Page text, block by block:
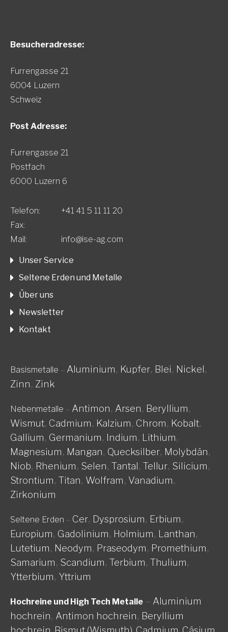
Besucheradresse:
Furrengasse 21
6004 Luzern
Schweiz
Post Adresse:
Furrengasse 21
Postfach
6000 Luzern 6
Telefon:
+41 41 5 11 11 20
Fax:
Mail:
info@ise-ag.com
Unser Service
Seltene Erden und Metalle
Über uns
Newsletter
Kontakt
Basismetalle – Aluminium, Kupfer, Blei, Nickel,
Zinn, Zink
Nebenmetalle – Antimon, Arsen, Beryllium,
Wismut, Cadmium, Kalzium, Chrom, Kobalt,
Gallium, Germanium, Indium, Lithium,
Magnesium, Mangan, Quecksilber, Molybdän,
Niob, Rhenium, Selen, Tantal, Tellur, Silicium,
Strontium, Titan, Wolfram, Vanadium,
Zirkonium
Seltene Erden – Cer, Dysprosium, Erbium,
Europium, Gadolinium, Holmium, Lanthan,
Lutetium, Neodym, Praseodym, Promethium,
Samarium, Scandium, Terbium, Thulium,
Ytterbium, Yttrium
Hochreine und High Tech Metalle – Aluminium
hochrein, Antimon hochrein, Beryllium